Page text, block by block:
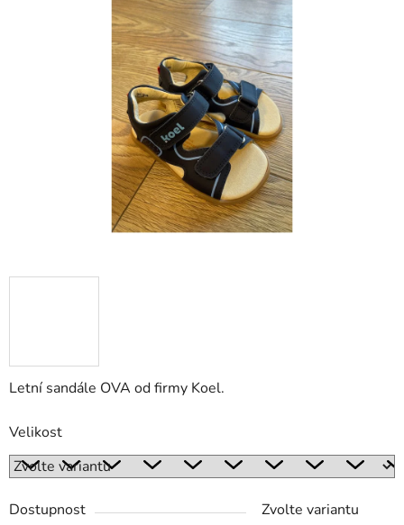
Letní sandále OVA od firmy Koel.
Velikost
Dostupnost
Zvolte variantu